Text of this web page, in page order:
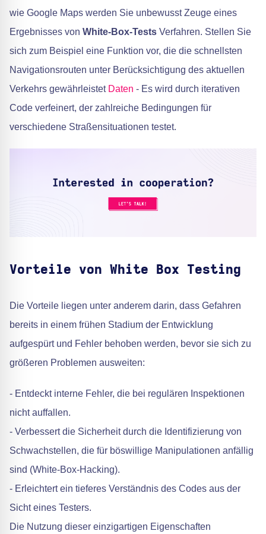
wie Google Maps werden Sie unbewusst Zeuge eines
Ergebnisses von White-Box-Tests Verfahren. Stellen Sie
sich zum Beispiel eine Funktion vor, die die schnellsten
Navigationsrouten unter Berücksichtigung des aktuellen
Verkehrs gewährleistet Daten - Es wird durch iterativen
Code verfeinert, der zahlreiche Bedingungen für
verschiedene Straßensituationen testet.
Vorteile von White Box Testing
Die Vorteile liegen unter anderem darin, dass Gefahren
bereits in einem frühen Stadium der Entwicklung
aufgespürt und Fehler behoben werden, bevor sie sich zu
größeren Problemen ausweiten:
- Entdeckt interne Fehler, die bei regulären Inspektionen
nicht auffallen.
- Verbessert die Sicherheit durch die Identifizierung von
Schwachstellen, die für böswillige Manipulationen anfällig
sind (White-Box-Hacking).
- Erleichtert ein tieferes Verständnis des Codes aus der
Sicht eines Testers.
Die Nutzung dieser einzigartigen Eigenschaften